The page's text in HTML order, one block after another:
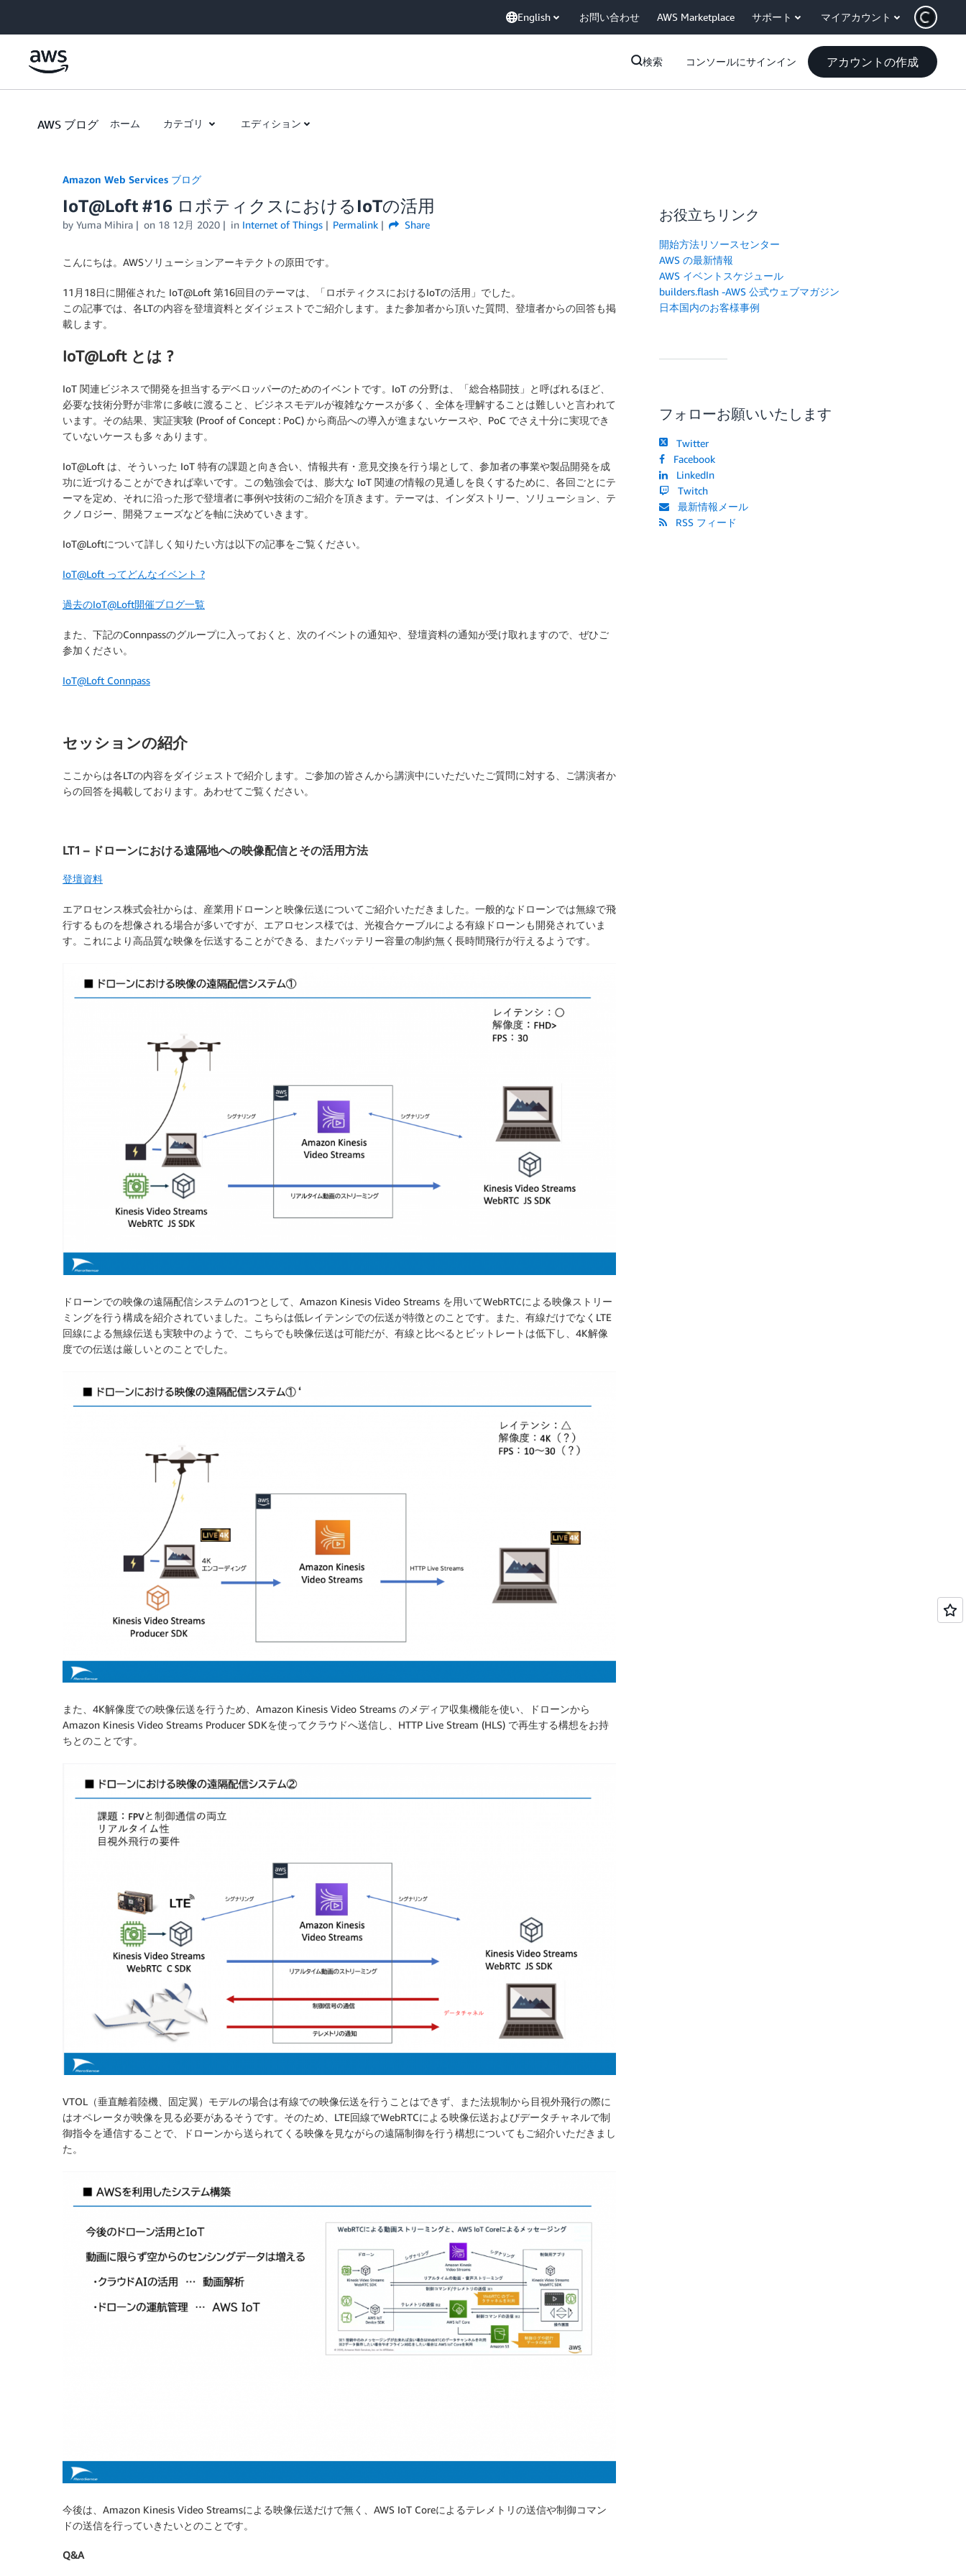
English お問い合わせ AWS Marketplace サポート マイアカウント
検索 コンソールにサインイン アカウントの作成
AWS ブログ ホーム カテゴリ エディション
Amazon Web Services ブログ
IoT@Loft #16 ロボティクスにおけるIoTの活用
by Yuma Mihira on 18 12月 2020 in Internet of Things Permalink Share
こんにちは。AWSソリューションアーキテクトの原田です。
11月18日に開催された IoT@Loft 第16回目のテーマは、「ロボティクスにおけるIoTの活用」でした。
この記事では、各LTの内容を登壇資料とダイジェストでご紹介します。また参加者から頂いた質問、登壇者からの回答も掲
載します。
IoT@Loft とは ?
IoT 関連ビジネスで開発を担当するデベロッパーのためのイベントです。IoT の分野は、「総合格闘技」と呼ばれるほど、
必要な技術分野が非常に多岐に渡ること、ビジネスモデルが複雑なケースが多く、全体を理解することは難しいと言われて
います。その結果、実証実験 (Proof of Concept : PoC) から商品への導入が進まないケースや、PoC でさえ十分に実現でき
ていないケースも多々あります。
IoT@Loft は、そういった IoT 特有の課題と向き合い、情報共有・意見交換を行う場として、参加者の事業や製品開発を成
功に近づけることができれば幸いです。この勉強会では、膨大な IoT 関連の情報の見通しを良くするために、各回ごとにテ
ーマを定め、それに沿った形で登壇者に事例や技術のご紹介を頂きます。テーマは、インダストリー、ソリューション、テ
クノロジー、開発フェーズなどを軸に決めていきます。
IoT@Loftについて詳しく知りたい方は以下の記事をご覧ください。
IoT@Loft ってどんなイベント ?
過去のIoT@Loft開催ブログ一覧
また、下記のConnpassのグループに入っておくと、次のイベントの通知や、登壇資料の通知が受け取れますので、ぜひご
参加ください。
IoT@Loft Connpass
セッションの紹介
ここからは各LTの内容をダイジェストで紹介します。ご参加の皆さんから講演中にいただいたご質問に対する、ご講演者か
らの回答を掲載しております。あわせてご覧ください。
LT1 – ドローンにおける遠隔地への映像配信とその活用方法
登壇資料
エアロセンス株式会社からは、産業用ドローンと映像伝送についてご紹介いただきました。一般的なドローンでは無線で飛
行するものを想像される場合が多いですが、エアロセンス様では、光複合ケーブルによる有線ドローンも開発されていま
す。これにより高品質な映像を伝送することができる、またバッテリー容量の制約無く長時間飛行が行えるようです。
ドローンでの映像の遠隔配信システムの1つとして、Amazon Kinesis Video Streams を用いてWebRTCによる映像ストリー
ミングを行う構成を紹介されていました。こちらは低レイテンシでの伝送が特徴とのことです。また、有線だけでなくLTE
回線による無線伝送も実験中のようで、こちらでも映像伝送は可能だが、有線と比べるとビットレートは低下し、4K解像
度での伝送は厳しいとのことでした。
また、4K解像度での映像伝送を行うため、Amazon Kinesis Video Streams のメディア収集機能を使い、ドローンから
Amazon Kinesis Video Streams Producer SDKを使ってクラウドへ送信し、HTTP Live Stream (HLS) で再生する構想をお持
ちとのことです。
VTOL（垂直離着陸機、固定翼）モデルの場合は有線での映像伝送を行うことはできず、また法規制から目視外飛行の際に
はオペレータが映像を見る必要があるそうです。そのため、LTE回線でWebRTCによる映像伝送およびデータチャネルで制
御指令を通信することで、ドローンから送られてくる映像を見ながらの遠隔制御を行う構想についてもご紹介いただきまし
た。
今後は、Amazon Kinesis Video Streamsによる映像伝送だけで無く、AWS IoT Coreによるテレメトリの送信や制御コマン
ドの送信を行っていきたいとのことです。
Q&A
お役立ちリンク
開始方法リソースセンター
AWS の最新情報
AWS イベントスケジュール
builders.flash -AWS 公式ウェブマガジン
日本国内のお客様事例
フォローお願いいたします
Twitter
Facebook
LinkedIn
Twitch
最新情報メール
RSS フィード